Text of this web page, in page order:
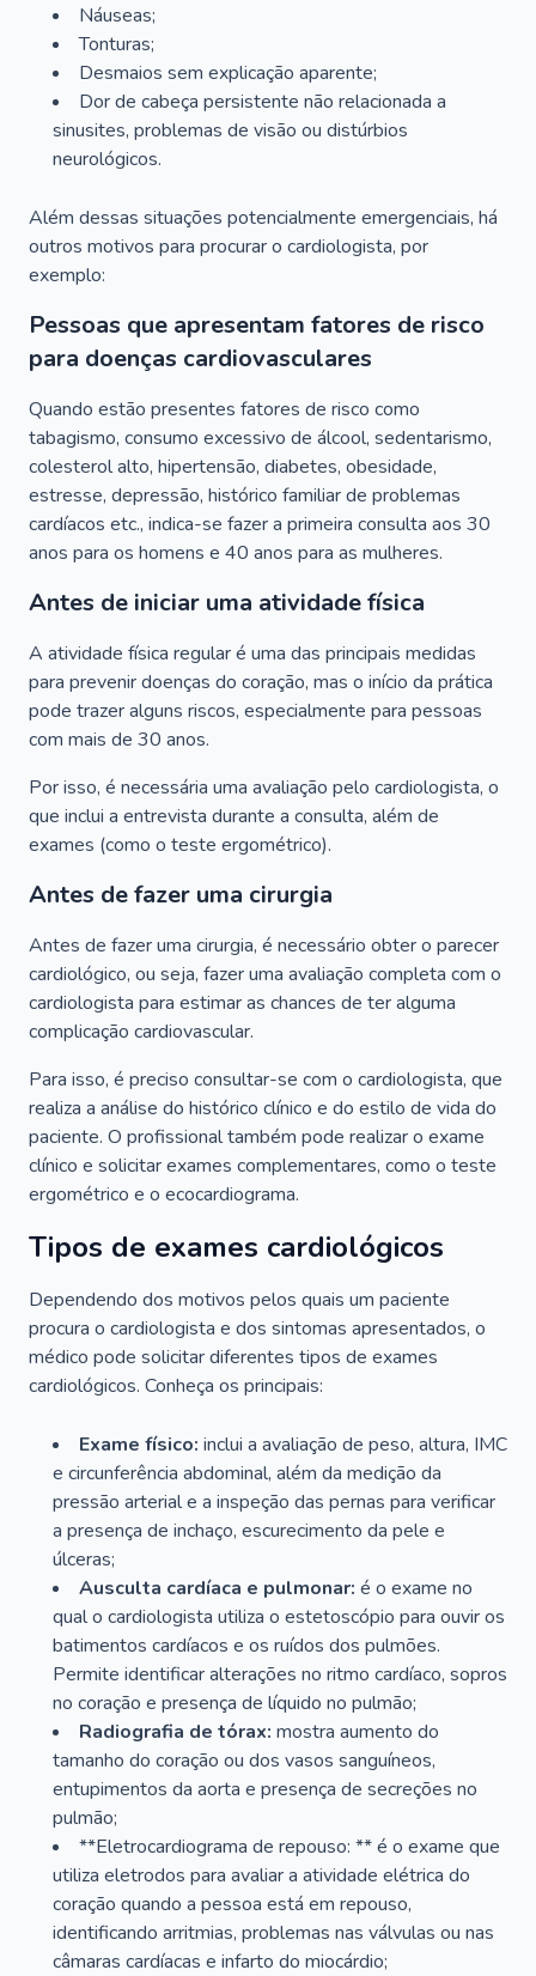
Náuseas;
Tonturas;
Desmaios sem explicação aparente;
Dor de cabeça persistente não relacionada a
sinusites, problemas de visão ou distúrbios
neurológicos.
Além dessas situações potencialmente emergenciais, há
outros motivos para procurar o cardiologista, por
exemplo:
Pessoas que apresentam fatores de risco
para doenças cardiovasculares
Quando estão presentes fatores de risco como
tabagismo, consumo excessivo de álcool, sedentarismo,
colesterol alto, hipertensão, diabetes, obesidade,
estresse, depressão, histórico familiar de problemas
cardíacos etc., indica-se fazer a primeira consulta aos 30
anos para os homens e 40 anos para as mulheres.
Antes de iniciar uma atividade física
A atividade física regular é uma das principais medidas
para prevenir doenças do coração, mas o início da prática
pode trazer alguns riscos, especialmente para pessoas
com mais de 30 anos.
Por isso, é necessária uma avaliação pelo cardiologista, o
que inclui a entrevista durante a consulta, além de
exames (como o teste ergométrico).
Antes de fazer uma cirurgia
Antes de fazer uma cirurgia, é necessário obter o parecer
cardiológico, ou seja, fazer uma avaliação completa com o
cardiologista para estimar as chances de ter alguma
complicação cardiovascular.
Para isso, é preciso consultar-se com o cardiologista, que
realiza a análise do histórico clínico e do estilo de vida do
paciente. O profissional também pode realizar o exame
clínico e solicitar exames complementares, como o teste
ergométrico e o ecocardiograma.
Tipos de exames cardiológicos
Dependendo dos motivos pelos quais um paciente
procura o cardiologista e dos sintomas apresentados, o
médico pode solicitar diferentes tipos de exames
cardiológicos. Conheça os principais:
Exame físico: inclui a avaliação de peso, altura, IMC
e circunferência abdominal, além da medição da
pressão arterial e a inspeção das pernas para verificar
a presença de inchaço, escurecimento da pele e
úlceras;
Ausculta cardíaca e pulmonar: é o exame no
qual o cardiologista utiliza o estetoscópio para ouvir os
batimentos cardíacos e os ruídos dos pulmões.
Permite identificar alterações no ritmo cardíaco, sopros
no coração e presença de líquido no pulmão;
Radiografia de tórax: mostra aumento do
tamanho do coração ou dos vasos sanguíneos,
entupimentos da aorta e presença de secreções no
pulmão;
**Eletrocardiograma de repouso: ** é o exame que
utiliza eletrodos para avaliar a atividade elétrica do
coração quando a pessoa está em repouso,
identificando arritmias, problemas nas válvulas ou nas
câmaras cardíacas e infarto do miocárdio;